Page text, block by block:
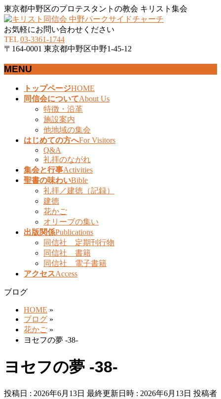
東京都中野区のプロテスタントの教会 キリスト集会
お気軽にお問い合わせください
TEL 03-3361-1744
〒164-0001 東京都中野区中野1-45-12
MENU
トップページHOME
同信会についてAbout Us
特徴・沿革
施設案内
他地域の集会
はじめての方へFor Visitors
Q&A
礼拝のながれ
集会と行事Activities
聖書の味わいBible
礼拝／建徳（記録）
建徳
花かご
オリーブの集い
出版関係Publications
同信社 定期刊行物
同信社 書籍
同信社 電子書籍
アクセスAccess
ブログ
HOME »
ブログ »
花かご »
ヨセフの夢 -38-
ヨセフの夢 -38-
投稿日 : 2026年6月13日 最終更新日時 : 2026年6月13日 投稿者